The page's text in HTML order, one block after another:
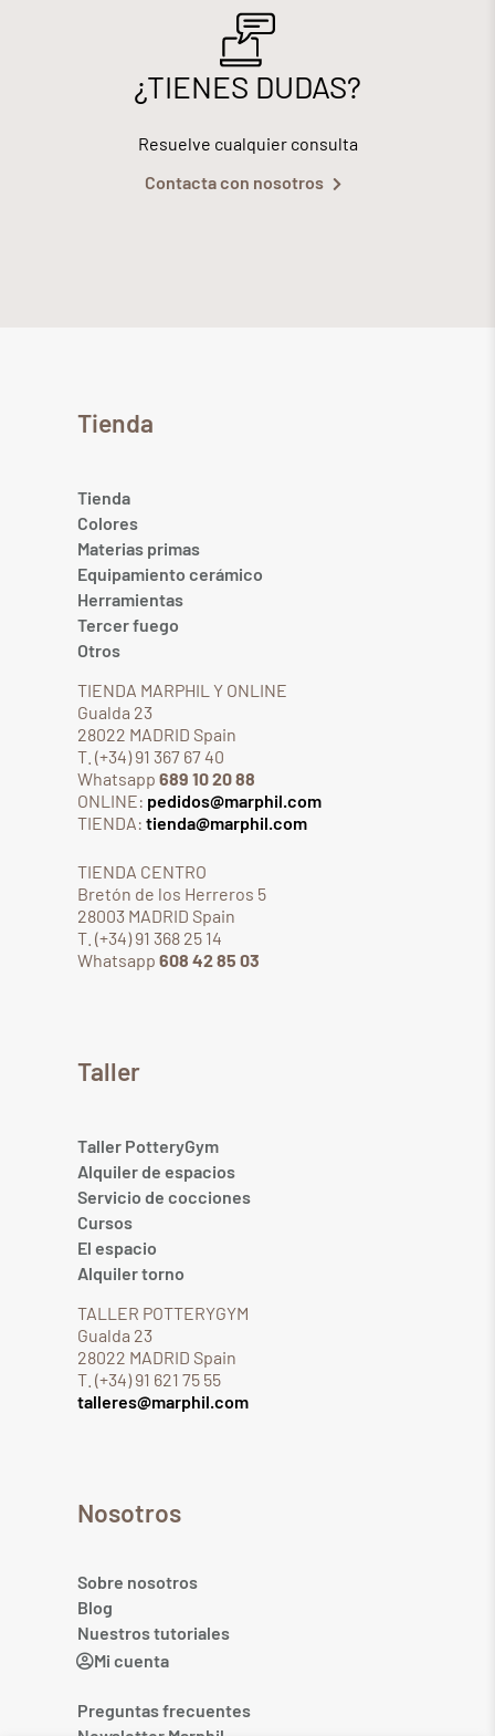
¿TIENES DUDAS?
Resuelve cualquier consulta
Contacta con nosotros
Tienda
Tienda
Colores
Materias primas
Equipamiento cerámico
Herramientas
Tercer fuego
Otros
TIENDA MARPHIL Y ONLINE
Gualda 23
28022 MADRID Spain
T. (+34) 91 367 67 40
Whatsapp 689 10 20 88
ONLINE: pedidos@marphil.com
TIENDA: tienda@marphil.com
TIENDA CENTRO
Bretón de los Herreros 5
28003 MADRID Spain
T. (+34) 91 368 25 14
Whatsapp 608 42 85 03
Taller
Taller PotteryGym
Alquiler de espacios
Servicio de cocciones
Cursos
El espacio
Alquiler torno
TALLER POTTERYGYM
Gualda 23
28022 MADRID Spain
T. (+34) 91 621 75 55
talleres@marphil.com
Nosotros
Sobre nosotros
Blog
Nuestros tutoriales
Mi cuenta
Preguntas frecuentes